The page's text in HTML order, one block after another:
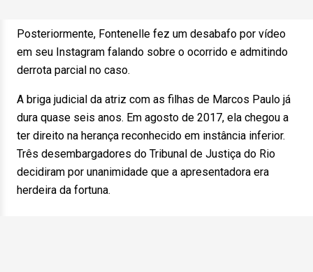
Posteriormente, Fontenelle fez um desabafo por vídeo
em seu Instagram falando sobre o ocorrido e admitindo
derrota parcial no caso.
A briga judicial da atriz com as filhas de Marcos Paulo já
dura quase seis anos. Em agosto de 2017, ela chegou a
ter direito na herança reconhecido em instância inferior.
Três desembargadores do Tribunal de Justiça do Rio
decidiram por unanimidade que a apresentadora era
herdeira da fortuna.